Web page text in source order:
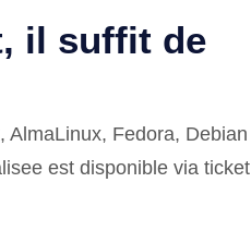
il suffit de
AlmaLinux, Fedora, Debian
est disponible via ticket